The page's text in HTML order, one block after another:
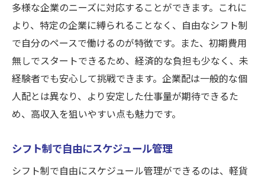
多様な企業のニーズに対応することができます。これに
より、特定の企業に縛られることなく、自由なシフト制
で自分のペースで働けるのが特徴です。また、初期費用
無しでスタートできるため、経済的な負担も少なく、未
経験者でも安心して挑戦できます。企業配は一般的な個
人配とは異なり、より安定した仕事量が期待できるた
め、高収入を狙いやすい点も魅力です。
シフト制で自由にスケジュール管理
シフト制で自由にスケジュール管理ができるのは、軽貨